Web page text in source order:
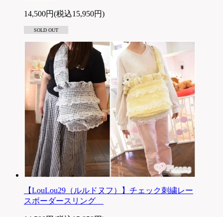
14,500円(税込15,950円)
SOLD OUT
【LouLou29（ルルドヌフ）】チェック刺繍レー
スボーダースリング